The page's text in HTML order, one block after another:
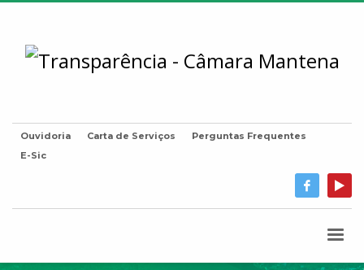
Ouvidoria Carta de Serviços
Perguntas Frequentes
E-Sic